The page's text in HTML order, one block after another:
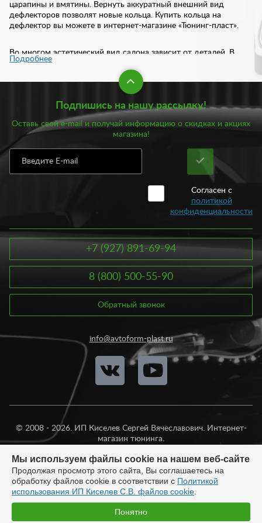
царапины и вмятины. Вернуть аккуратный внешний вид
дефлекторов позволят новые кольца. Купить кольца на
дефлектор вы можете в интернет-магазине «Тюнинг-пласт».
Во многом эстетический вид салона зависит от деталей. В
качестве такой детали могут стать кольца на дефлектор.
Особенно привлекательно смотрятся кольца, выполненные в
серебряном исполнении. Достаточно заменить деталь на
новую, как моментально меняется внешний вид салона. С
установкой таких колец вы, как минимум, получаете
завершенный образ интерьера вашего автомобиля.
Купить кольца на дефлектор вы можете у нас по доступной
ассортименте представлен большой выбор деталей для
интерьера любого автомобиля. Сделать заказ вы можете
дистанционно. Если вы сомневаетесь в выборе, наши
консультанты помогут вам подобрать оптимальный вариант.
Подробнее
Подпишись на нашу рассылку!
Оставь свой e-mail и получай информацию о скидках и акциях
магазина!
Согласен с
политикой
конфиденциальности
+7 (927) 891-69-94
8 (800) 500-55-90
Обратный звонок
info@avtoform-plast.ru
© 2008 - 2026. ИП Киселев Сергей Вячеславович. Интернет-
магазин тюнинга.
Мы используем файлы cookie на нашем веб-сайте
Продолжая просмотр этого сайта, Вы соглашаетесь на
обработку файлов cookie в соответствии с Политикой
использования ИП Киселев С.В. файлов cookie
Понятно